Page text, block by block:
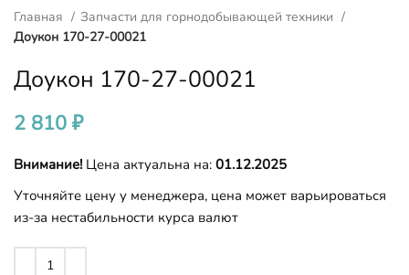
Главная
Запчасти для горнодобывающей техники
Доукон 170-27-00021
Доукон 170-27-00021
2 810 ₽
Внимание! Цена актуальна на: 01.12.2025
Уточняйте цену у менеджера, цена может варьироваться
из-за нестабильности курса валют